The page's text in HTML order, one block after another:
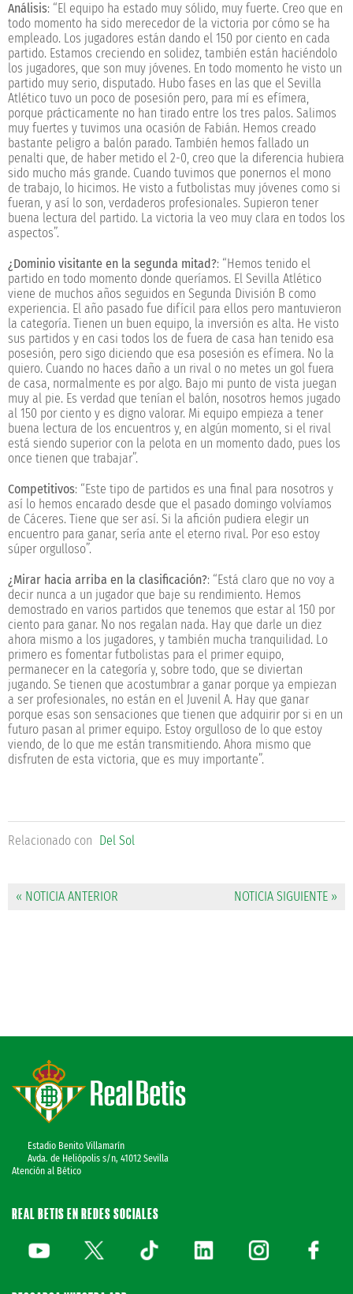
Análisis: “El equipo ha estado muy sólido, muy fuerte. Creo que en
todo momento ha sido merecedor de la victoria por cómo se ha
empleado. Los jugadores están dando el 150 por ciento en cada
partido. Estamos creciendo en solidez, también están haciéndolo
los jugadores, que son muy jóvenes. En todo momento he visto un
partido muy serio, disputado. Hubo fases en las que el Sevilla
Atlético tuvo un poco de posesión pero, para mí es efímera,
porque prácticamente no han tirado entre los tres palos. Salimos
muy fuertes y tuvimos una ocasión de Fabián. Hemos creado
bastante peligro a balón parado. También hemos fallado un
penalti que, de haber metido el 2-0, creo que la diferencia hubiera
sido mucho más grande. Cuando tuvimos que ponernos el mono
de trabajo, lo hicimos. He visto a futbolistas muy jóvenes como si
fueran, y así lo son, verdaderos profesionales. Supieron tener
buena lectura del partido. La victoria la veo muy clara en todos los
aspectos”.
¿Dominio visitante en la segunda mitad?: “Hemos tenido el
partido en todo momento donde queríamos. El Sevilla Atlético
viene de muchos años seguidos en Segunda División B como
experiencia. El año pasado fue difícil para ellos pero mantuvieron
la categoría. Tienen un buen equipo, la inversión es alta. He visto
sus partidos y en casi todos los de fuera de casa han tenido esa
posesión, pero sigo diciendo que esa posesión es efímera. No la
quiero. Cuando no haces daño a un rival o no metes un gol fuera
de casa, normalmente es por algo. Bajo mi punto de vista juegan
muy al pie. Es verdad que tenían el balón, nosotros hemos jugado
al 150 por ciento y es digno valorar. Mi equipo empieza a tener
buena lectura de los encuentros y, en algún momento, si el rival
está siendo superior con la pelota en un momento dado, pues los
once tienen que trabajar”.
Competitivos: “Este tipo de partidos es una final para nosotros y
así lo hemos encarado desde que el pasado domingo volvíamos
de Cáceres. Tiene que ser así. Si la afición pudiera elegir un
encuentro para ganar, sería ante el eterno rival. Por eso estoy
súper orgulloso”.
¿Mirar hacia arriba en la clasificación?: “Está claro que no voy a
decir nunca a un jugador que baje su rendimiento. Hemos
demostrado en varios partidos que tenemos que estar al 150 por
ciento para ganar. No nos regalan nada. Hay que darle un diez
ahora mismo a los jugadores, y también mucha tranquilidad. Lo
primero es fomentar futbolistas para el primer equipo,
permanecer en la categoría y, sobre todo, que se diviertan
jugando. Se tienen que acostumbrar a ganar porque ya empiezan
a ser profesionales, no están en el Juvenil A. Hay que ganar
porque esas son sensaciones que tienen que adquirir por si en un
futuro pasan al primer equipo. Estoy orgulloso de lo que estoy
viendo, de lo que me están transmitiendo. Ahora mismo que
disfruten de esta victoria, que es muy importante”.
Relacionado con Del Sol
« NOTICIA ANTERIOR NOTICIA SIGUIENTE »
Estadio Benito Villamarín
Avda. de Heliópolis s/n, 41012 Sevilla
Atención al Bético
REAL BETIS EN REDES SOCIALES